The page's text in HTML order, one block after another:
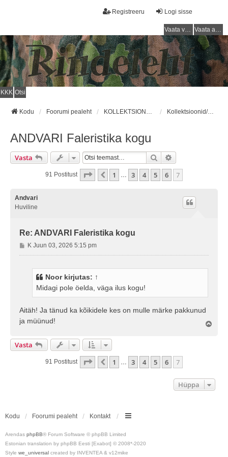
Logi sisse
Registreeru
Vaata vastamata teemasi Vaata aktiivseid teemasid
KKK Otsi
Kodu Foorumi pealeht KOLLEKTSIONEERIMINE / COLLECTING Kollektsioonid/Collections
ANDVARI Faleristika kogu
Vasta Otsi
91 Postitust . Leht -st
Eelmine
1 … 3 4 5 6 7
Andvari
Huviline
Re: ANDVARI Faleristika kogu
P
o
s
K Juun 03, 2026 5:15 pm
Noorkirjutas: ↑
Midagi pole öelda, väga ilus kogu!
Aitäh! Ja tänud ka kõikidele kes on mulle märke pakkunud
ja müünud!
Vasta
91 Postitust . Leht -st
Eelmine
1 … 3 4 5 6 7
Hüppa
Kodu Foorumi pealeht Kontakt
Arendas phpBB® Forum Software © phpBB Limited
Estonian translation by phpBB Eesti [Exabot] © 2008*-2020
Style we_universal created by INVENTEA & v12mike